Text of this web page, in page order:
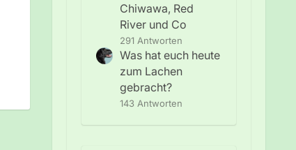
Chiwawa, Red
River und Co
291 Antworten
Was hat euch heute
zum Lachen
gebracht?
143 Antworten